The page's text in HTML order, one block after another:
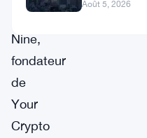
Duo
Nine,
fondateur
de
Your
Crypto
Août 5, 2026